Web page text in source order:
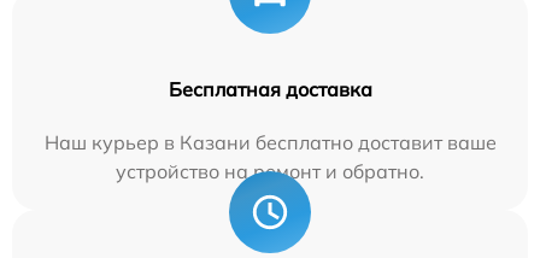
Бесплатная доставка
Наш курьер в Казани бесплатно доставит ваше
устройство на ремонт и обратно.